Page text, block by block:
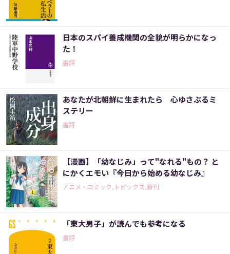
日本のスパイ養成機関の全貌が明らかになっ
た！
書評
あなたが北朝鮮に生まれたら 心ゆさぶるミ
ステリー
書評
【漫画】「幼なじみ」って"なれる"もの？ と
にかくエモい『今日から始める幼なじみ』
アニメ・コミック,トピックス,新刊
「東大男子」が読んでも参考になる
書評